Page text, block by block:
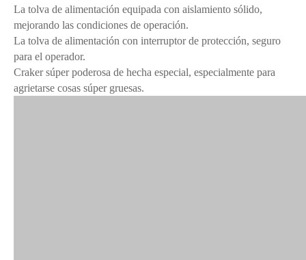
La tolva de alimentación equipada con aislamiento sólido,
mejorando las condiciones de operación.
La tolva de alimentación con interruptor de protección, seguro
para el operador.
Craker súper poderosa de hecha especial, especialmente para
agrietarse cosas súper gruesas.